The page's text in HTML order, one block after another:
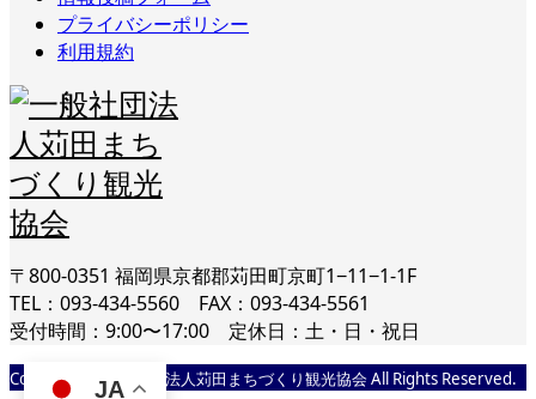
プライバシーポリシー
利用規約
〒800-0351 福岡県京都郡苅田町京町1−11−1-1F
TEL：093-434-5560 FAX：093-434-5561
受付時間：9:00〜17:00 定休日：土・日・祝日
Copyright © 一般社団法人苅田まちづくり観光協会 All Rights Reserved.
JA